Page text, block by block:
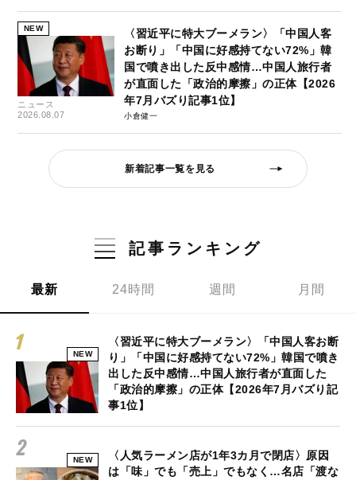
NEW
ニュース
2026.08.07
〈習近平に特大ブーメラン〉「中国人客
お断り」「中国に好感持てない72%」韓
国で噴き出した反中感情…中国人旅行者
が直面した「政治的摩擦」の正体【2026
年7月バズり記事1位】
小倉健一
新着記事一覧を見る
記事ランキング
最新 24時間 週間 月間
NEW
〈習近平に特大ブーメラン〉「中国人客お断
り」「中国に好感持てない72%」韓国で噴き
出した反中感情…中国人旅行者が直面した
「政治的摩擦」の正体【2026年7月バズり記
事1位】
NEW
〈人気ラーメン店が1年3カ月で閉店〉原因
は「味」でも「売上」でもなく…名店「渡な